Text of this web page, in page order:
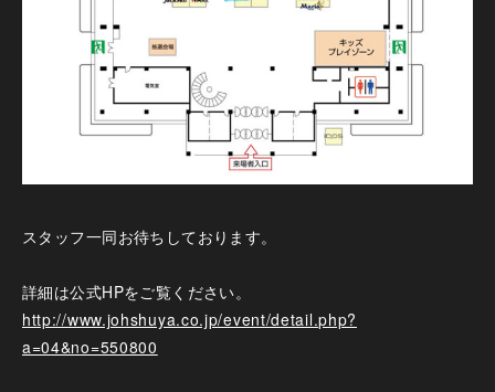
スタッフ一同お待ちしております。
詳細は公式HPをご覧ください。
http://www.johshuya.co.jp/event/detail.php?
a=04&no=550800